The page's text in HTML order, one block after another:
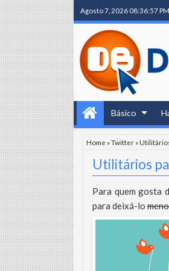
Agosto 7, 202608:36:58 PM
Básico
Home »Twitter »
Utilitários
Para quem gosta
para deixá-lo